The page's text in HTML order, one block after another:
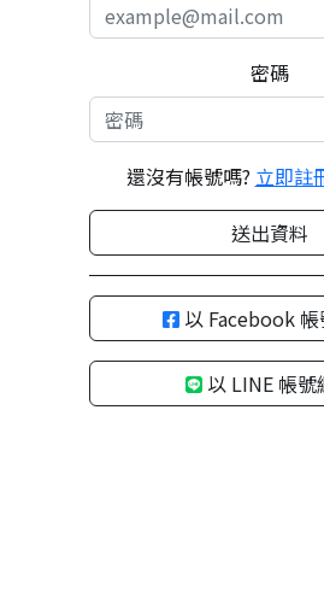
密碼
還沒有帳號嗎? 立即註
送出資料
以 Facebook
以 LINE 帳號